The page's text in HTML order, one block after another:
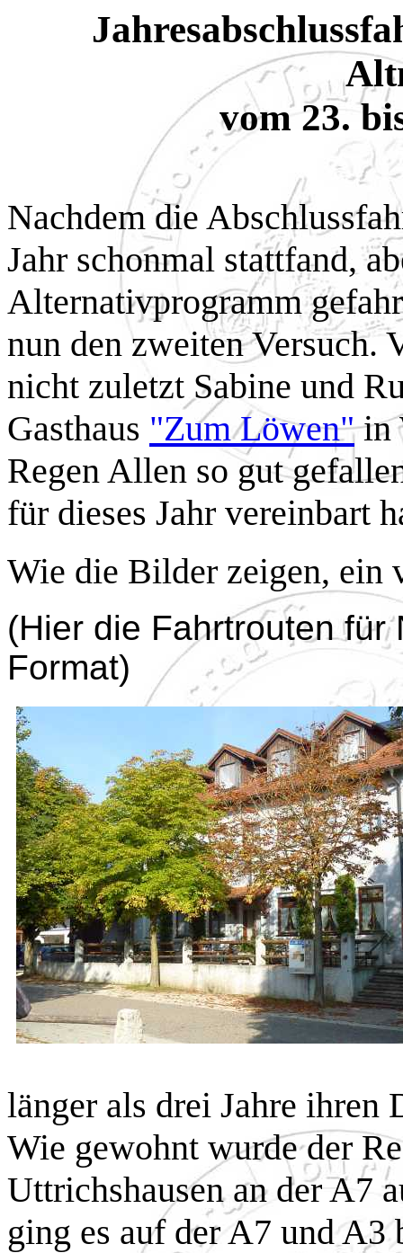
vom 23.
Nachdem die
Jahr schonmal stattfand,
Alternativprogramm
nun den zweiten Versuch.
nicht zuletzt Sabine und
Gasthaus "Zum Löwen"in
Regen Allen so gut
für dieses Jahr vereinbart
Wie die Bilder zeigen, ein
(Hier die Fahrtrouten
Format)
länger als drei Jahre ihren
Wie gewohnt wurde der
Uttrichshausen an der A7
ging es auf der A7 und